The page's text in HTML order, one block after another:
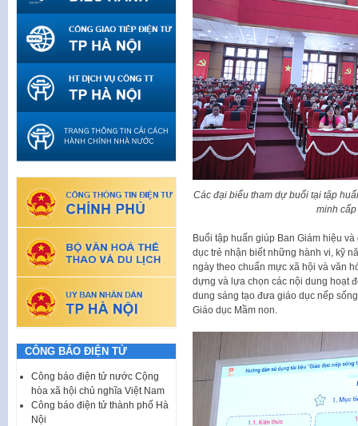
Các đại biểu tham dự buổi tại tập
minh
Buổi tập huấn giúp Ban Giám hiệu
dục trẻ nhận biết những hành vi, kỹ
ngày theo chuẩn mực xã hội và văn
dựng và lựa chọn các nội dung hoạt
dung sáng tạo đưa giáo dục nếp
Giáo dục Mầm non.
CÔNG BÁO ĐIỆN TỬ
Công báo điện tử nước Cộng
hòa xã hội chủ nghĩa Việt Nam
Công báo điện tử thành phố Hà
Nội